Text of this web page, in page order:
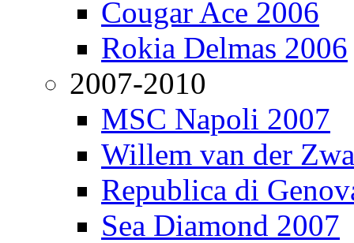
Cougar Ace 2006
Rokia Delmas 2006
2007-2010
MSC Napoli 2007
Willem van der
Republica di
Sea Diamond 2007